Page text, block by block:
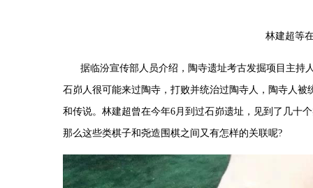
林建超等
据临汾宣传部人员介绍，陶寺遗址考古发掘项目主持
石峁人很可能来过陶寺，打败并统治过陶寺人，陶寺人被
和传说。林建超曾在今年6月到过石峁遗址，见到了几十
那么这些类棋子和尧造围棋之间又有怎样的关联呢?